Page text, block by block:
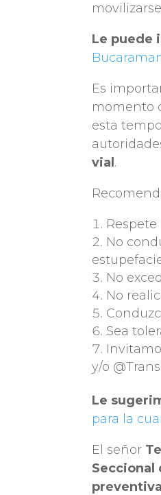
Le puede
Es
momento
esta
vial.
No
No
No
Sea
y/o
Le
para la
El señor
Seccional